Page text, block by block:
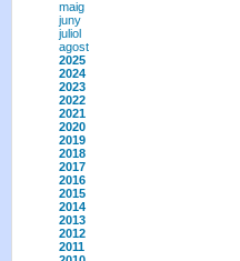
maig
juny
juliol
agost
2025
2024
2023
2022
2021
2020
2019
2018
2017
2016
2015
2014
2013
2012
2011